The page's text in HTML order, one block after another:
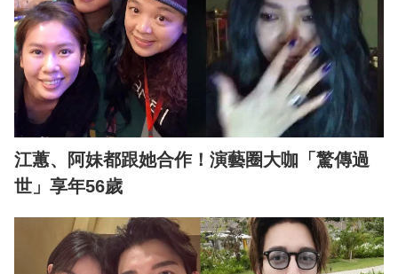
江蕙、阿妹都跟她合作！演藝圈大咖「驚傳過
世」享年56歲